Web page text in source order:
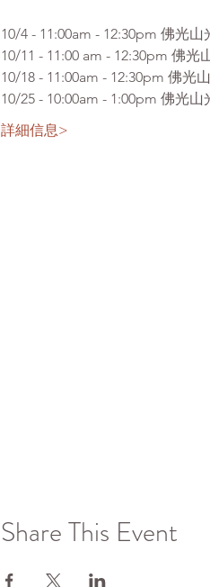
10/4 - 11:00am - 12:30pm 佛光
10/11 - 11:00 am - 12:30pm 佛
10/18 - 11:00am - 12:30pm 佛光
10/25 - 10:00am - 1:00pm 佛光
詳細信息>
Share This Event